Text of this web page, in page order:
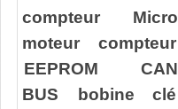
compteur
Micro
moteur compteur
EEPROM
CAN
BUS
bobine clé